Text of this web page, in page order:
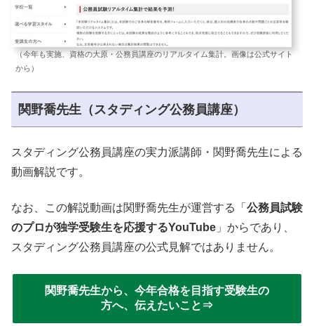
（今年も実施、資格の大原・公務員講座のリアルタイム集計。画像は公式サイト
から）
関野喬先生（スタディング公務員講座）
スタディング公務員講座の実力派講師・関野喬先生による
動画解説です。
なお、この解説動画は関野喬先生が運営する「 公務員試験
のプロが独学受験生を応援するYouTube 」からであり、
スタディング公務員講座の公式見解ではありません。
関野喬先生から、今年合格を目指す受験生の
方へ、伝えたいこと⇒